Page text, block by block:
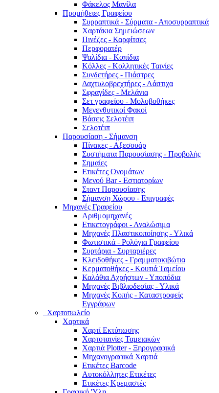
Φάκελος Μανίλα
Προμήθειες Γραφείου
Συρραπτικά - Σύρματα - Αποσυρραπτικά
Χαρτάκια Σημειώσεων
Πινέζες - Καρφίτσες
Περφορατέρ
Ψαλίδια - Κοπίδια
Κόλλες - Κολλητικές Ταινίες
Συνδετήρες - Πιάστρες
Δαχτυλοβρεχτήρες - Λάστιχα
Σφραγίδες - Μελάνια
Σετ γραφείου - Μολυβοθήκες
Μεγενθυτικοί Φακοί
Βάσεις Σελοτέιπ
Σελοτέιπ
Παρουσίαση - Σήμανση
Πίνακες - Αξεσουάρ
Συστήματα Παρουσίασης - Προβολής
Σημαίες
Ετικέτες Ονομάτων
Μενού Bar - Εστιατορίων
Σταντ Παρουσίασης
Σήμανση Χώρου - Επιγραφές
Μηχανές Γραφείου
Αριθμομηχανές
Ετικετογράφοι - Αναλώσιμα
Μηχανές Πλαστικοποίησης - Υλικά
Φωτιστικά - Ρολόγια Γραφείου
Συρτάρια - Συρταριέρες
Κλειδοθήκες - Γραμματοκιβώτια
Κερματοθήκες - Κουτιά Ταμείου
Καλάθια Αχρήστων - Υποπόδια
Μηχανές Βιβλιοδεσίας - Υλικά
Μηχανές Κοπής - Καταστροφείς
Εγγράφων
Χαρτοπωλείο
Χαρτικά
Χαρτί Εκτύπωσης
Χαρτοταινίες Ταμειακών
Χαρτιά Plotter - Ξηρογραφικά
Μηχανογραφικά Χαρτιά
Ετικέτες Barcode
Αυτοκόλλητες Ετικέτες
Ετικέτες Κρεμαστές